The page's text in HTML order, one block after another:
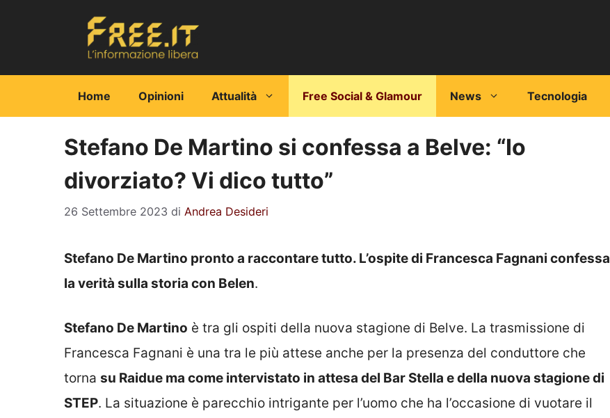
Home Opinioni Attualità Free Social & Glamour News Tecnologia
Stefano De Martino si confessa a Belve: “Io
divorziato? Vi dico tutto”
26 Settembre 2023 di Andrea Desideri
Stefano De Martino pronto a raccontare tutto. L’ospite di Francesca Fagnani confessa
la verità sulla storia con Belen.
Stefano De Martino è tra gli ospiti della nuova stagione di Belve. La trasmissione di
Francesca Fagnani è una tra le più attese anche per la presenza del conduttore che
torna su Raidue ma come intervistato in attesa del Bar Stella e della nuova stagione di
STEP. La situazione è parecchio intrigante per l’uomo che ha l’occasione di vuotare il